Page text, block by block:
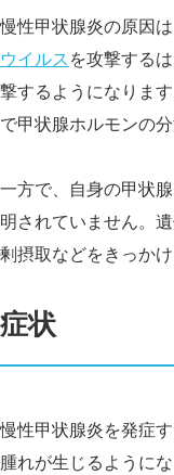
慢性甲状腺炎の原因
ウイルスを攻撃する
撃するようになりま
で甲状腺ホルモンの
一方で、自身の甲状
明されていません。
剰摂取などをきっか
症状
慢性甲状腺炎を発症
腫れが生じるように